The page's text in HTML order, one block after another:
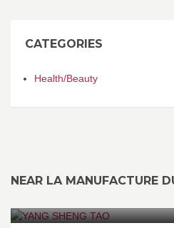
CATEGORIES
Health/Beauty
NEAR LA MANUFACTURE